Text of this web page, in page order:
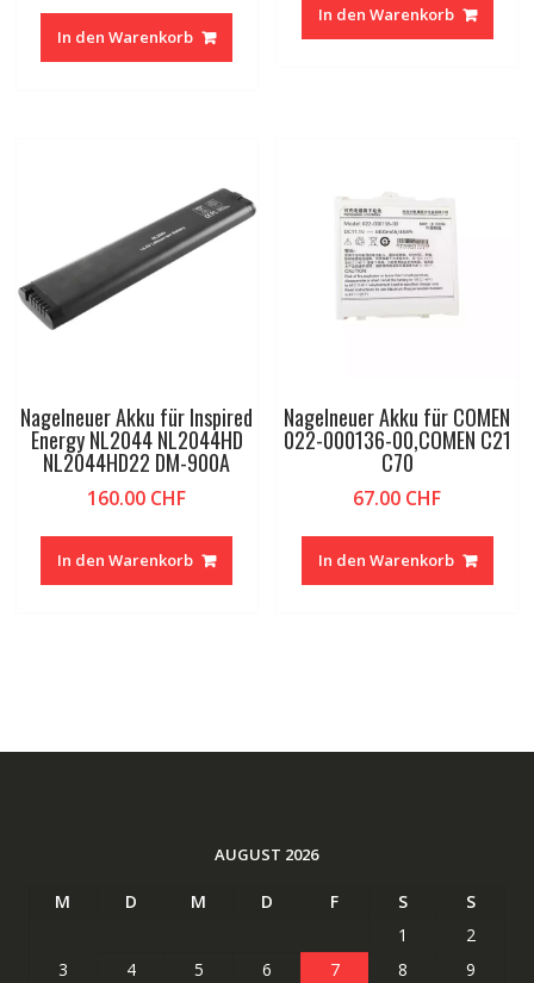
In den Warenkorb
In den Warenkorb
Nagelneuer Akku für Inspired
Energy NL2044 NL2044HD
NL2044HD22 DM-900A
160.00 CHF
In den Warenkorb
Nagelneuer Akku für COMEN
022-000136-00,COMEN C21
C70
67.00 CHF
In den Warenkorb
AUGUST 2026
M D M D F S
S
1
2
3
4 5 6 7 8
9